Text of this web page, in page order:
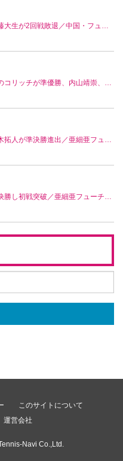
2回戦敗退／中国・フューチャーズ
靖崇、近藤大生はベスト4の活躍／中国・フューチャーズ
準決勝進出／亜細亜フューチャーズ
初戦突破／亜細亜フューチャーズ
このサイトについて
運営会社
Navi Co.,Ltd.